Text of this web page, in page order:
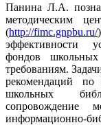
Панина Л.А.
методическим
(http://fimc.gnpbu.ru/
эффективности
фондов
требованиям.
рекомендаций
школьных
сопровождение
информационно-